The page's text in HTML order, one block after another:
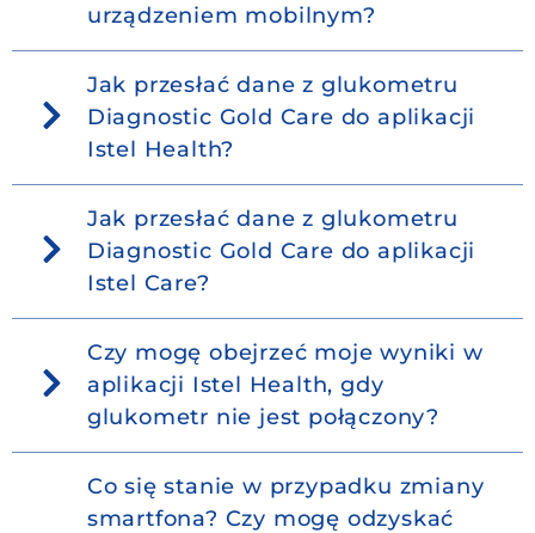
urządzeniem mobilnym?
Jak przesłać dane z glukometru
Diagnostic Gold Care do aplikacji
Istel Health?
Jak przesłać dane z glukometru
Diagnostic Gold Care do aplikacji
Istel Care?
Czy mogę obejrzeć moje wyniki w
aplikacji Istel Health, gdy
glukometr nie jest połączony?
Co się stanie w przypadku zmiany
smartfona? Czy mogę odzyskać